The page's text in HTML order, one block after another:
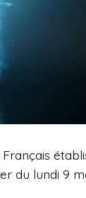
du lundi 9